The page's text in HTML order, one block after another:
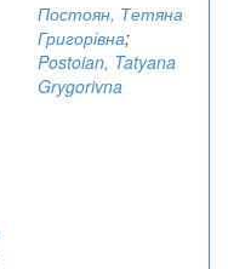
Постоян, Тетяна
Григорівна;
Postoian, Tatyana
Grygorivna